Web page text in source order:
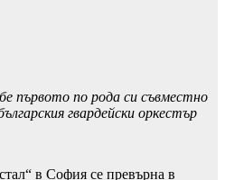
първото по рода си съвместно
гвардейски оркестър
в София се превърна в